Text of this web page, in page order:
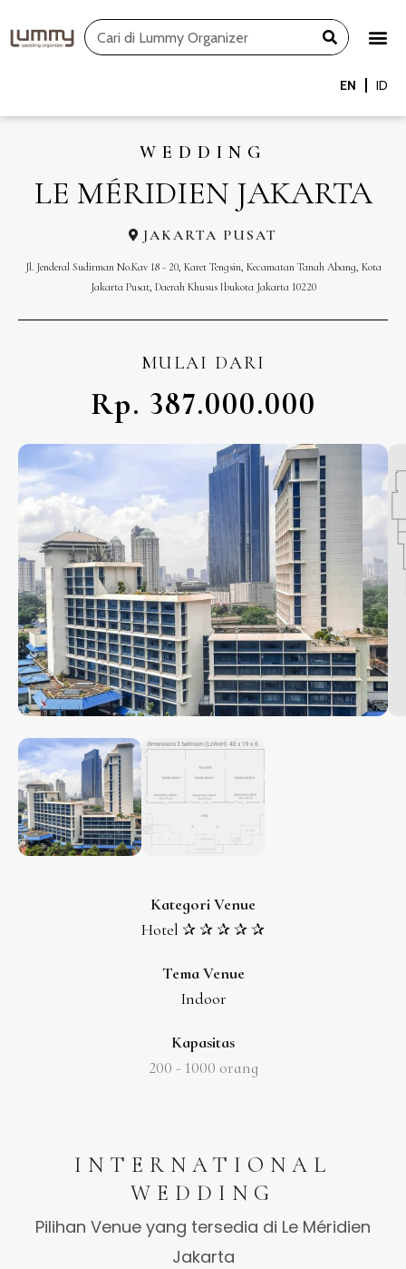
to
Search
EN ID
WEDDING
LE MÉRIDIEN JAKARTA
JAKARTA PUSAT
Jl. Jenderal Sudirman No.Kav 18 - 20, Karet Tengsin, Kecamatan Tanah Abang, Kota
Jakarta Pusat, Daerah Khusus Ibukota Jakarta 10220
MULAI DARI
Rp. 387.000.000
Kategori Venue
Hotel ✰ ✰ ✰ ✰ ✰
Tema Venue
Indoor
Kapasitas
200 - 1000 orang
INTERNATIONAL
WEDDING
Pilihan Venue yang tersedia di Le Méridien
Jakarta